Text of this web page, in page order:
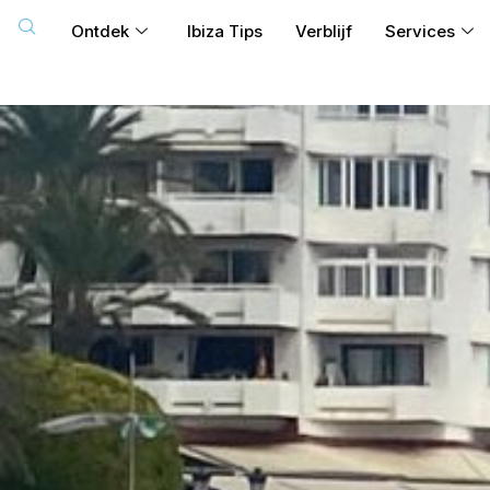
Ontdek Ibiza Tips Verblijf
Services